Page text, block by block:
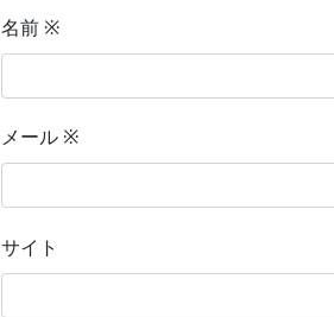
名前 ※
メール ※
サイト